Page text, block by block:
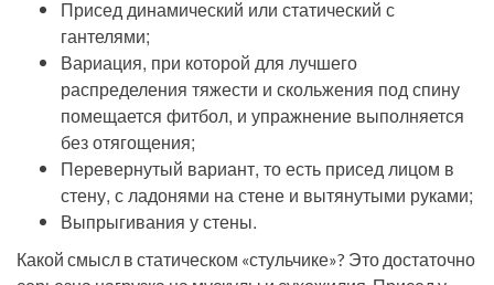
Присед динамический или статический с
гантелями;
Вариация, при которой для лучшего
распределения тяжести и скольжения под спину
помещается фитбол, и упражнение выполняется
без отягощения;
Перевернутый вариант, то есть присед лицом в
стену, с ладонями на стене и вытянутыми руками;
Выпрыгивания у стены.
Какой смысл в статическом «стульчике»? Это достаточно